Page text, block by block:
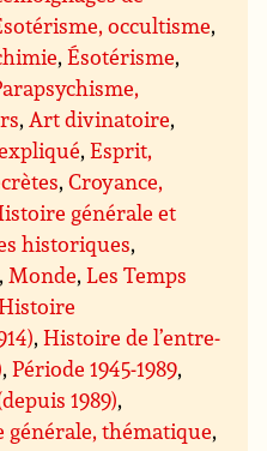
occultisme,
,Ésotérisme,
, Art divinatoire,
,Esprit,
,Croyance,
générale et
historiques,
, Monde,Les Temps
,Histoire de l’entre-
,Période 1945-1989,
1989),
générale, thématique,